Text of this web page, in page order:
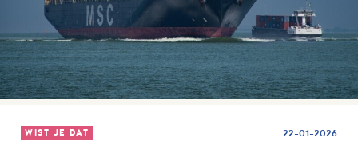
WIST JE DAT 22-01-2026